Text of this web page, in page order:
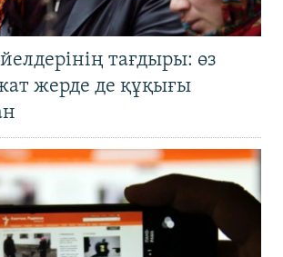
тағдыры: өз
жерде де құқығы